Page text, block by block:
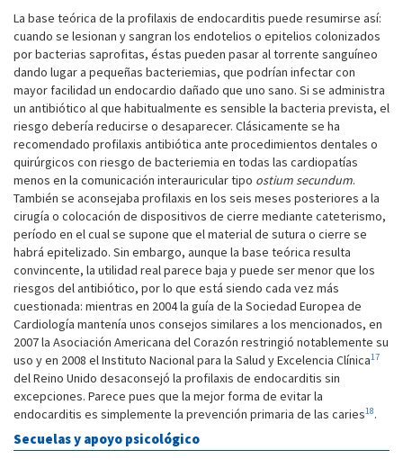
La base teórica de la profilaxis de endocarditis puede resumirse así:
cuando se lesionan y sangran los endotelios o epitelios colonizados
por bacterias saprofitas, éstas pueden pasar al torrente sanguíneo
dando lugar a pequeñas bacteriemias, que podrían infectar con
mayor facilidad un endocardio dañado que uno sano. Si se administra
un antibiótico al que habitualmente es sensible la bacteria prevista, el
riesgo debería reducirse o desaparecer. Clásicamente se ha
recomendado profilaxis antibiótica ante procedimientos dentales o
quirúrgicos con riesgo de bacteriemia en todas las cardiopatías
menos en la comunicación interauricular tipo ostium secundum.
También se aconsejaba profilaxis en los seis meses posteriores a la
cirugía o colocación de dispositivos de cierre mediante cateterismo,
período en el cual se supone que el material de sutura o cierre se
habrá epitelizado. Sin embargo, aunque la base teórica resulta
convincente, la utilidad real parece baja y puede ser menor que los
riesgos del antibiótico, por lo que está siendo cada vez más
cuestionada: mientras en 2004 la guía de la Sociedad Europea de
Cardiología mantenía unos consejos similares a los mencionados, en
2007 la Asociación Americana del Corazón restringió notablemente su
uso y en 2008 el Instituto Nacional para la Salud y Excelencia Clínica17
del Reino Unido desaconsejó la profilaxis de endocarditis sin
excepciones. Parece pues que la mejor forma de evitar la
endocarditis es simplemente la prevención primaria de las caries18.
Secuelas y apoyo psicológico